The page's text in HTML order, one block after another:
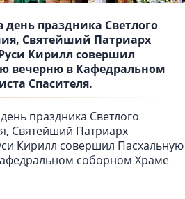
день праздника Светлого
Святейший Патриарх
Кирилл совершил
вечерню в Кафедральном
Спасителя.
праздника Светлого
Святейший Патриарх
Кирилл совершил Пасхальную
соборном Храме